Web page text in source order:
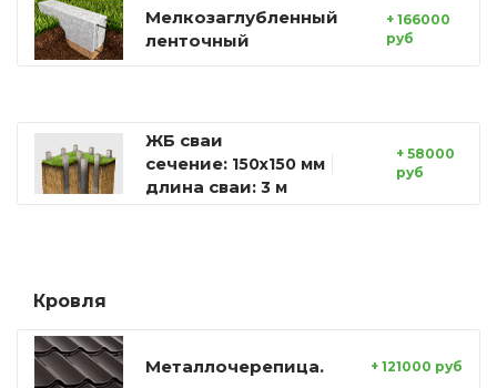
Мелкозаглубленный
ленточный
+ 166000
руб
ЖБ сваи
сечение: 150х150 мм
длина сваи: 3 м
+ 58000
руб
Кровля
Металлочерепица. + 121000 руб